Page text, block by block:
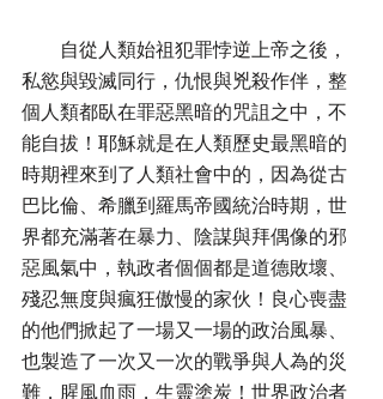
私慾與毀滅同行，仇恨與兇殺作伴，整
個人類都臥在罪惡黑暗的咒詛之中，不
能自拔！耶穌就是在人類歷史最黑暗的
時期裡來到了人類社會中的，因為從古
巴比倫、希臘到羅馬帝國統治時期，世
界都充滿著在暴力、陰謀與拜偶像的邪
惡風氣中，執政者個個都是道德敗壞、
殘忍無度與瘋狂傲慢的家伙！良心喪盡
的他們掀起了一場又一場的政治風暴、
也製造了一次又一次的戰爭與人為的災
難，腥風血雨，生靈塗炭！世界政治者